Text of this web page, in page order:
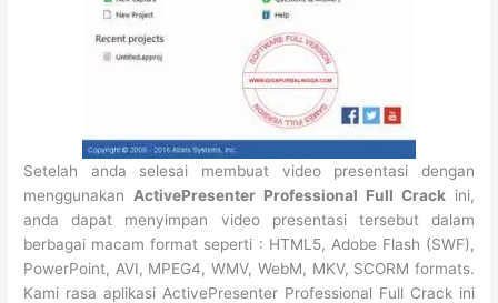
Setelah anda selesai membuat video presentasi dengan
menggunakan ActivePresenter Professional Full Crackini,
anda dapat menyimpan video presentasi tersebut dalam
berbagai macam format seperti : HTML5, Adobe Flash (SWF),
PowerPoint, AVI, MPEG4, WMV, WebM, MKV, SCORM formats.
Kami rasa aplikasi ActivePresenter Professional Full Crack ini